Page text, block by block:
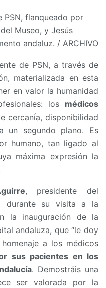
PSN, flanqueado por
Museo, y Jesús
andaluz. / ARCHIVO
de PSN, a través de
materializada en esta
en valor la humanidad
los médicos
cercanía, disponibilidad
un segundo plano. Es
humano, tan ligado al
máxima expresión la
, presidente del
durante su visita a la
la inauguración de la
andaluza, que “le doy
a los médicos
sus pacientes en los
. Demostráis una
ser valorada por la